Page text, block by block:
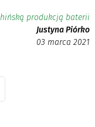
produkcją baterii
Justyna Piórko
03 marca 2021